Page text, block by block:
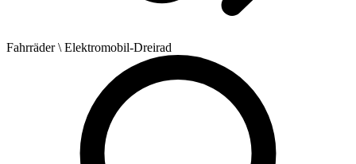
Fahrräder\ Elektromobil-Dreirad